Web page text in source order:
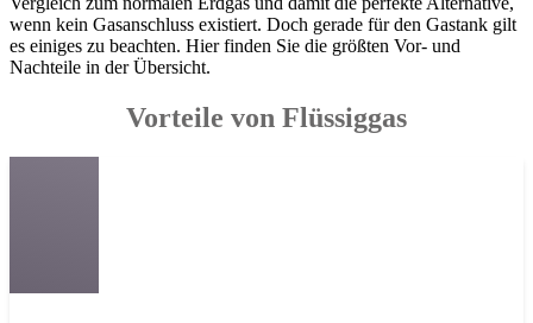
wenn kein Gasanschluss existiert. Doch gerade für den Gastank gilt
es einiges zu beachten. Hier finden Sie die größten Vor- und
Nachteile in der Übersicht.
Vorteile von Flüssiggas